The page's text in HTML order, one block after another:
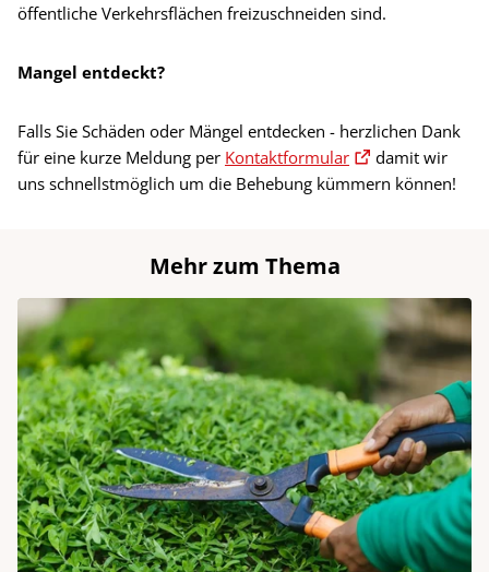
öffentliche Verkehrsflächen freizuschneiden sind.
Mangel entdeckt?
Falls Sie Schäden oder Mängel entdecken - herzlichen Dank
für eine kurze Meldung per Kontaktformular
damit wir
uns schnellstmöglich um die Behebung kümmern können!
Mehr zum Thema